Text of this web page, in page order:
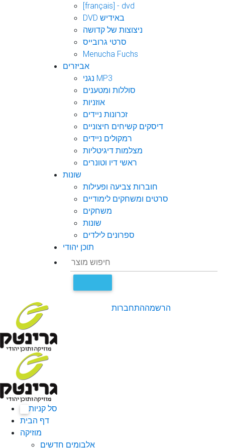
[français] - dvd
DVD באידיש
ניצוצות של קדושה
סרטי גרובייס
Menucha Fuchs
אביזרים
נגני MP3
סוללות ומטענים
אוזניות
זכרונות ניידים
דיסקים קשיחים חיצוניים
רמקולים ניידים
מצלמות דיגיטליות
ראשי דיו וטונרים
שונות
חוברות צביעה ופעילות
סרטים ומשחקים לימודיים
משחקים
שונות
ספרונים לילדים
תוכן יהודי
התחברותהרשמה
סל קניות
דף הבית
מוזיקה
אלבומים חדשים